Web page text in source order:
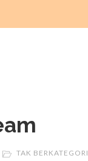
TAK BERKATEGORI